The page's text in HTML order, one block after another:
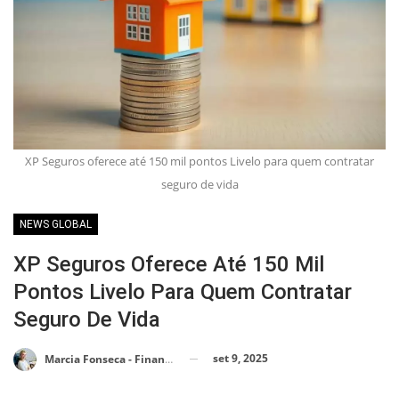
XP Seguros oferece até 150 mil pontos Livelo para quem contratar
seguro de vida
NEWS GLOBAL
XP Seguros Oferece Até 150 Mil
Pontos Livelo Para Quem Contratar
Seguro De Vida
Marcia Fonseca - Financial Consultant set 9, 2025